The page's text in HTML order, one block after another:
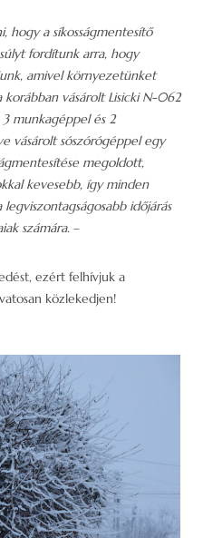
hogy a síkosságmentesítő
fordítunk arra, hogy
amivel környezetünket
vásárolt Lisicki N-062
munkagéppel és 2
vásárolt sószórógéppel egy
megoldott,
kevesebb, így minden
időjárás
számára. –
ezért felhívjuk a
közlekedjen!